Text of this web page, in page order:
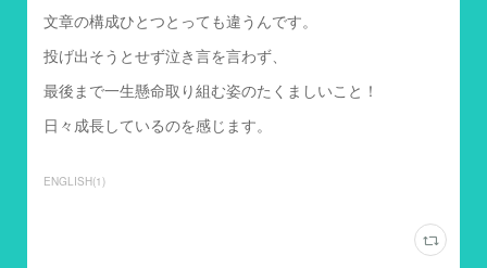
文章の構成ひとつとっても違うんです。
投げ出そうとせず泣き言を言わず、
最後まで一生懸命取り組む姿のたくましいこと！
日々成長しているのを感じます。
ENGLISH(1)